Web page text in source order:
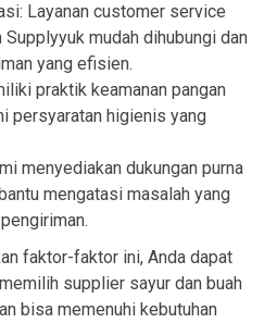
Layanan customer service
mudah dihubungi dan
yang efisien.
praktik keamanan pangan
persyaratan higienis yang
menyediakan dukungan purna
mengatasi masalah yang
faktor-faktor ini, Anda dapat
supplier sayur dan buah
bisa memenuhi kebutuhan